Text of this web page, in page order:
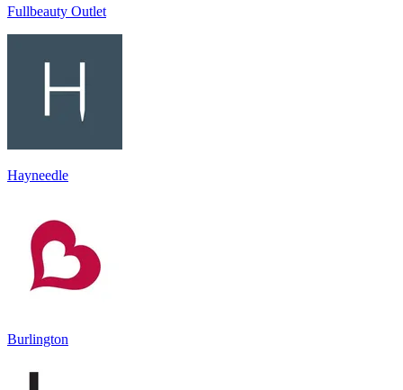
Fullbeauty Outlet
Hayneedle
Burlington